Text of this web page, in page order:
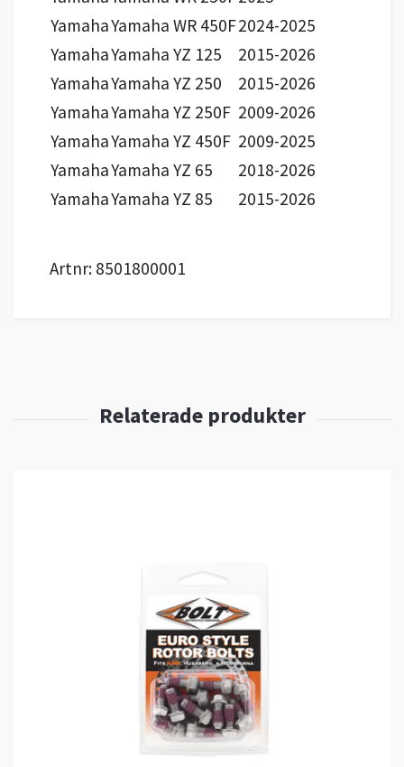
YamahaYamaha WR 450F2024-2025
YamahaYamaha YZ 125
2015-2026
YamahaYamaha YZ 250
2015-2026
YamahaYamaha YZ 250F 2009-2026
YamahaYamaha YZ 450F 2009-2025
YamahaYamaha YZ 65
2018-2026
YamahaYamaha YZ 85 2015-2026
Artnr: 8501800001